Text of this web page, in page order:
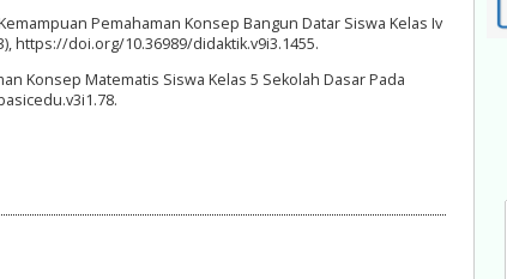
Pemahaman Konsep Bangun Datar Siswa Kelas Iv
https://doi.org/10.36989/didaktik.v9i3.1455.
Konsep Matematis Siswa Kelas 5 Sekolah Dasar Pada